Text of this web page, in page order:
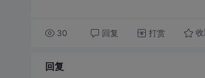
30 回复 打赏
回复